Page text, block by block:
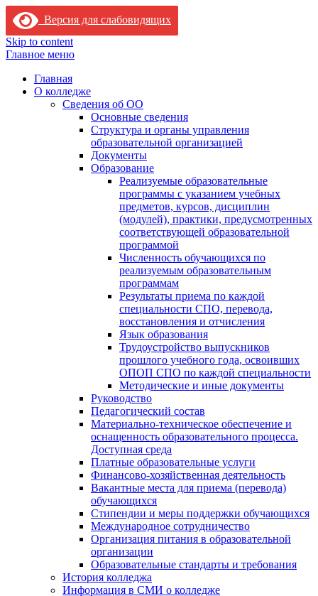
Версия для слабовидящих
Skip to content
Главное меню
Главная
О колледже
Сведения об ОО
Основные сведения
Структура и органы управления
образовательной организацией
Документы
Образование
Реализуемые образовательные
программы с указанием учебных
предметов, курсов, дисциплин
(модулей), практики, предусмотренных
соответствующей образовательной
программой
Численность обучающихся по
реализуемым образовательным
программам
Результаты приема по каждой
специальности СПО, перевода,
восстановления и отчисления
Язык образования
Трудоустройство выпускников
прошлого учебного года, освоивших
ОПОП СПО по каждой специальности
Методические и иные документы
Руководство
Педагогический состав
Материально-техническое обеспечение и
оснащенность образовательного процесса.
Доступная среда
Платные образовательные услуги
Финансово-хозяйственная деятельность
Вакантные места для приема (перевода)
обучающихся
Стипендии и меры поддержки обучающихся
Международное сотрудничество
Организация питания в образовательной
организации
Образовательные стандарты и требования
История колледжа
Информация в СМИ о колледже